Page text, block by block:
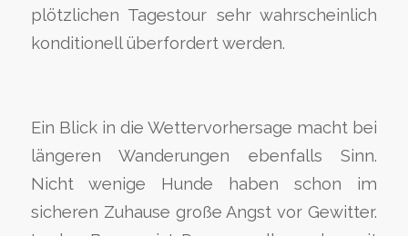
plötzlichen Tagestour sehr wahrscheinlich
konditionell überfordert werden.
Ein Blick in die Wettervorhersage macht bei
längeren Wanderungen ebenfalls Sinn.
Nicht wenige Hunde haben schon im
sicheren Zuhause große Angst vor Gewitter.